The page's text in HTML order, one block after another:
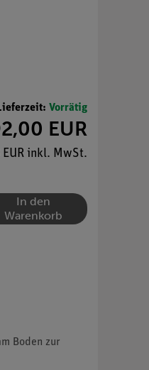
Vorrätig
EUR
inkl. MwSt.
In den
Warenkorb
Boden zur